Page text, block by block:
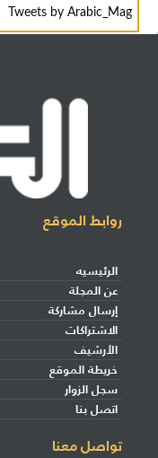
Tweets by Arabic_Mag
روابط الموقع
الرئيسيه
عن المجلة
إرسال مشاركة
الاشتراكات
الأرشيف
خريطة الموقع
سجل الزوار
اتصل بنا
تواصل معنا